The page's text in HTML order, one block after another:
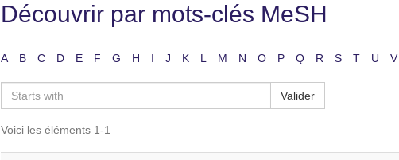
Découvrir par mots-clés MeSH
A B C D E F G H I J K L M N O P Q R S T U V
Valider
Voici les éléments 1-1